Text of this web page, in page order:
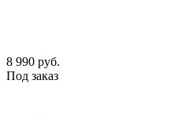
8 990 руб.
Под заказ